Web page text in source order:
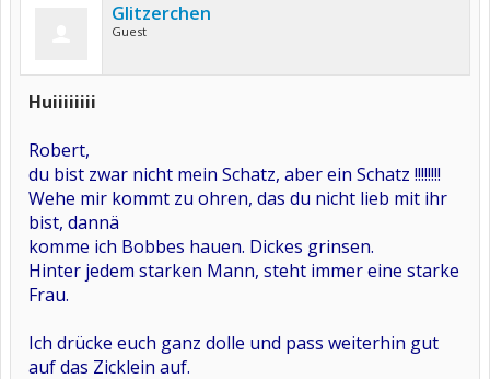
Glitzerchen
Guest
Huiiiiiiii
Robert,
du bist zwar nicht mein Schatz, aber ein Schatz !!!!!!!!
Wehe mir kommt zu ohren, das du nicht lieb mit ihr
bist, dannä
komme ich Bobbes hauen. Dickes grinsen.
Hinter jedem starken Mann, steht immer eine starke
Frau.
Ich drücke euch ganz dolle und pass weiterhin gut
auf das Zicklein auf.